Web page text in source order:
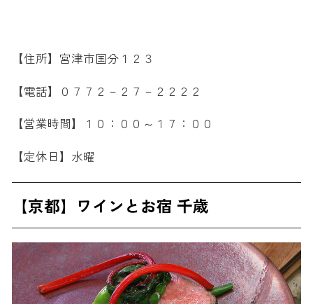
【住所】宮津市国分１２３
【電話】０７７２－２７－２２２２
【営業時間】１０：００～１７：００
【定休日】水曜
【京都】ワインとお宿 千歳